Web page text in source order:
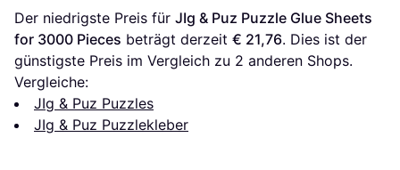
Der niedrigste Preis für JIg & Puz Puzzle Glue Sheets
for 3000 Pieces beträgt derzeit € 21,76. Dies ist der
günstigste Preis im Vergleich zu 2 anderen Shops.
Vergleiche:
JIg & Puz Puzzles
JIg & Puz Puzzlekleber